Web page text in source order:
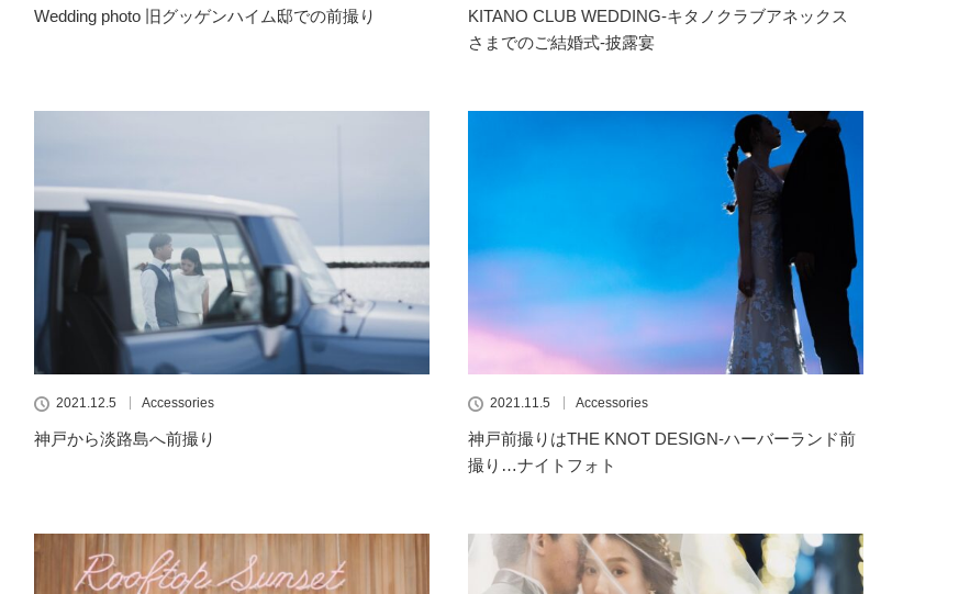
Wedding photo 旧グッゲンハイム邸での前撮り
KITANO CLUB WEDDING-キタノクラブアネックス
さまでのご結婚式-披露宴
2021.12.5 Accessories
神戸から淡路島へ前撮り
2021.11.5 Accessories
神戸前撮りはTHE KNOT DESIGN-ハーバーランド前
撮り…ナイトフォト